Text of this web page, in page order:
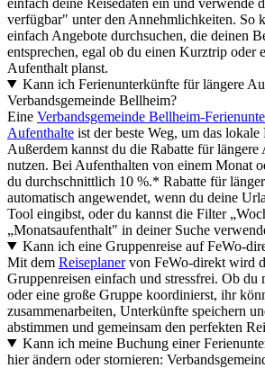
verfügbar" unter den Annehmlichkeiten. So
einfach Angebote durchsuchen, die deinen
entsprechen, egal ob du einen Kurztrip oder
Aufenthalt planst.
Kann ich Ferienunterkünfte für längere
Verbandsgemeinde Bellheim?
Eine Verbandsgemeinde Bellheim-
Aufenthalte ist der beste Weg, um das
Außerdem kannst du die Rabatte für
nutzen. Bei Aufenthalten von einem Monat
du durchschnittlich 10 %.* Rabatte für
automatisch angewendet, wenn du deine
Tool eingibst, oder du kannst die Filter
„Monatsaufenthalt" in deiner Suche
Kann ich eine Gruppenreise auf FeWo-
Mit dem Reiseplanervon FeWo-direkt wird
Gruppenreisen einfach und stressfrei. Ob du
oder eine große Gruppe koordinierst, ihr
zusammenarbeiten, Unterkünfte speichern
abstimmen und gemeinsam den perfekten
Kann ich meine Buchung einer
hier ändern oder stornieren: